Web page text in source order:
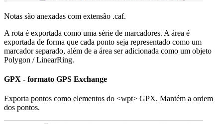
Notas são anexadas com extensão .caf.
A rota é exportada como uma série de marcadores. A área é
exportada de forma que cada ponto seja representado como um
marcador separado, além de a área ser adicionada como um objeto
Polygon / LinearRing.
GPX - formato GPS Exchange
Exporta pontos como elementos do <wpt> GPX. Mantém a ordem
dos pontos.